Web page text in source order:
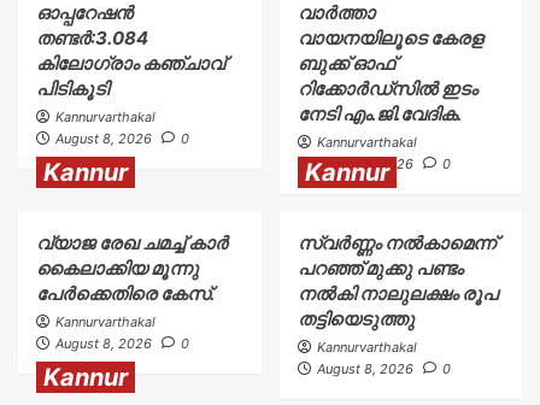
ഓപ്പറേഷൻ
തണ്ടർ:3.084
കിലോഗ്രാം കഞ്ചാവ്
പിടികൂടി
Kannurvarthakal
August 8, 2026
0
വാർത്താ
വായനയിലൂടെ കേരള
ബുക്ക് ഓഫ്
റിക്കോർഡ്സിൽ ഇടം
നേടി എം.ജി.വേദിക.
Kannurvarthakal
August 8, 2026
0
Kannur
വ്യാജ രേഖ ചമച്ച് കാർ
കൈലാക്കിയ മൂന്നു
പേർക്കെതിരെ കേസ്.
Kannurvarthakal
August 8, 2026
0
Kannur
സ്വർണ്ണം നൽകാമെന്ന്
പറഞ്ഞ് മുക്കു പണ്ടം
നൽകി നാലുലക്ഷം രൂപ
തട്ടിയെടുത്തു
Kannurvarthakal
August 8, 2026
0
Kannur